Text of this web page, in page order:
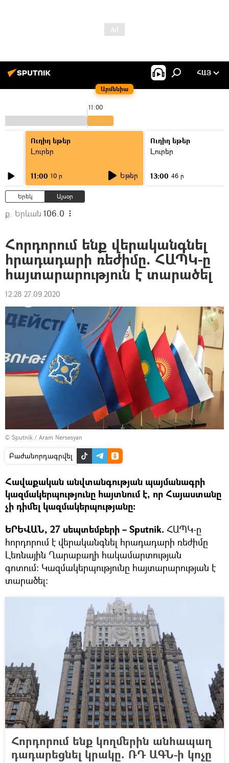
Արմենիա
ՀԱՅ
11:00
Ուղիղ եթեր
Լուրեր
11:00 10 ր Եթեր
Ուղիղ եթեր
Լուրեր
13:00 46 ր
Երեկ Այսօր
ք. Երևան 106.0
Հորդորում ենք վերականգնել
հրադադարի ռեժիմը. ՀԱՊԿ-ը
հայտարարություն է տարածել
12:28 27.09.2020
© Sputnik / Aram Nersesyan
Բաժանորդագրվել
Հավաքական անվտանգության պայմանագրի
կազմակերպությունը հայտնում է, որ Հայաստանը
չի դիմել կազմակերպությանը։
ԵՐԵՎԱՆ, 27 սեպտեմբերի – Sputnik. ՀԱՊԿ-ը
հորդորում է վերականգնել հրադադարի ռեժիմը
Լեռնային Ղարաբաղի հակամարտության
գոտում։ Կազմակերպությունը հայտարարության է
տարածել։
Հորդորում ենք կողմերին անհապաղ
դադարեցնել կրակը. ՌԴ ԱԳՆ-ի կոչը